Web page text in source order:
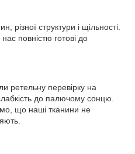
різної структури і щільності.
повністю готові до
ретельну перевірку на
до палючому сонцю.
що наші тканини не